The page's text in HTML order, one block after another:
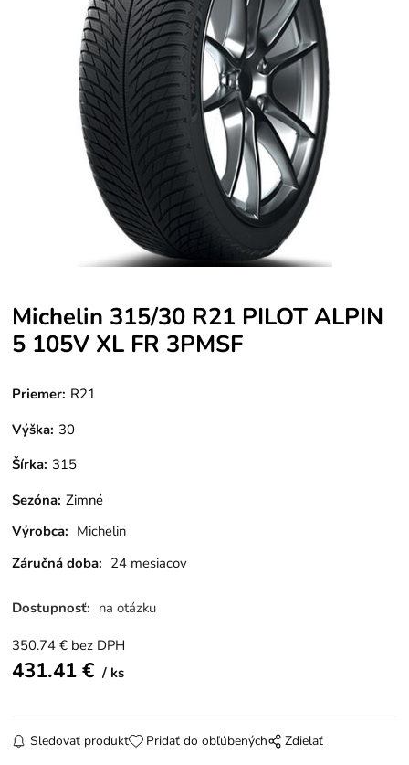
Michelin 315/30 R21 PILOT ALPIN
5 105V XL FR 3PMSF
Priemer: R21
Výška: 30
Šírka: 315
Sezóna: Zimné
Výrobca: Michelin
Záručná doba: 24 mesiacov
Dostupnosť: na otázku
350.74 € bez DPH
431.41€ ks
Sledovať produkt Pridať do obľúbených Zdielať